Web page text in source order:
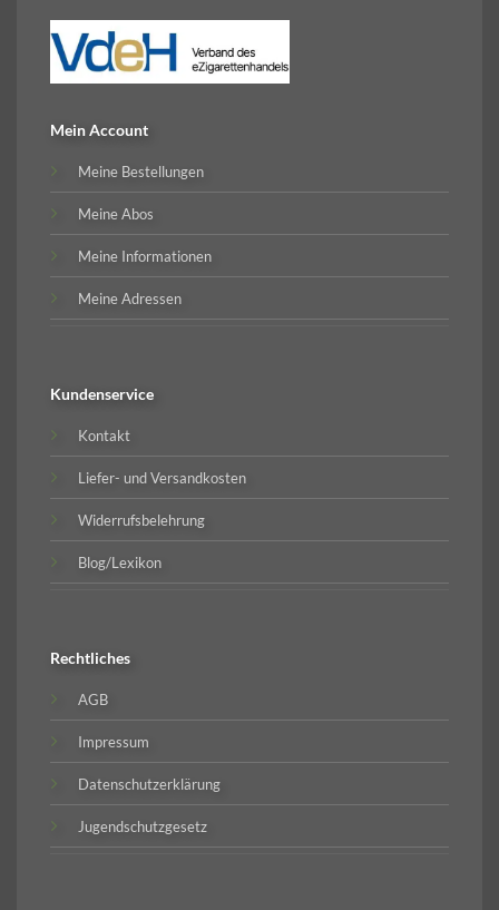
Mein Account
Meine Bestellungen
Meine Abos
Meine Informationen
Meine Adressen
Kundenservice
Kontakt
Liefer- und Versandkosten
Widerrufsbelehrung
Blog/Lexikon
Rechtliches
AGB
Impressum
Datenschutzerklärung
Jugendschutzgesetz